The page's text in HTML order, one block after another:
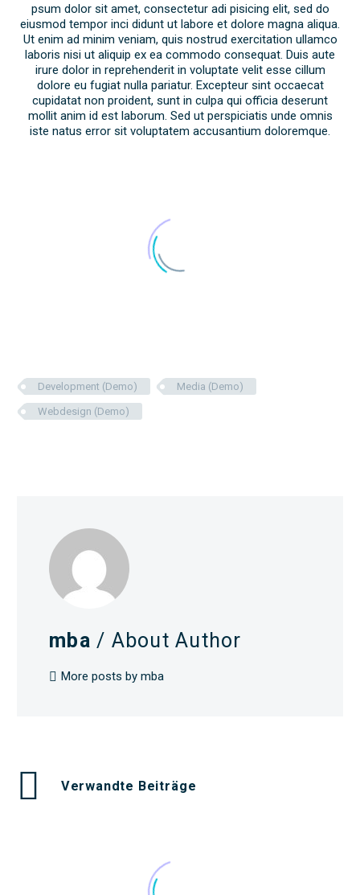
psum dolor sit amet, consectetur adi pisicing elit, sed do
eiusmod tempor inci didunt ut labore et dolore magna aliqua.
Ut enim ad minim veniam, quis nostrud exercitation ullamco
laboris nisi ut aliquip ex ea commodo consequat. Duis aute
irure dolor in reprehenderit in voluptate velit esse cillum
dolore eu fugiat nulla pariatur. Excepteur sint occaecat
cupidatat non proident, sunt in culpa qui officia deserunt
mollit anim id est laborum. Sed ut perspiciatis unde omnis
iste natus error sit voluptatem accusantium doloremque.
Development (Demo) Media (Demo)
Webdesign (Demo)
mba / About Author
More posts by mba
Verwandte Beiträge